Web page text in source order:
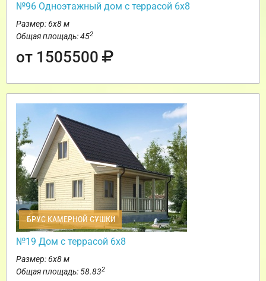
№96 Одноэтажный дом с террасой 6х8
Размер: 6х8 м
Общая площадь: 452
от 1505500
БРУС КАМЕРНОЙ СУШКИ
№19 Дом с террасой 6х8
Размер: 6х8 м
Общая площадь: 58.832